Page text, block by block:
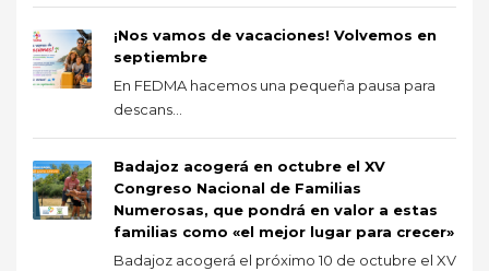
¡Nos vamos de vacaciones! Volvemos en
septiembre
En FEDMA hacemos una pequeña pausa para
descans...
Badajoz acogerá en octubre el XV
Congreso Nacional de Familias
Numerosas, que pondrá en valor a estas
familias como «el mejor lugar para crecer»
Badajoz acogerá el próximo 10 de octubre el XV